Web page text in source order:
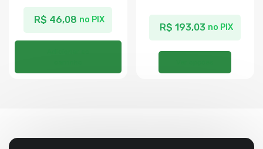
R$ 46,08 no PIX
R$ 193,03 no PIX